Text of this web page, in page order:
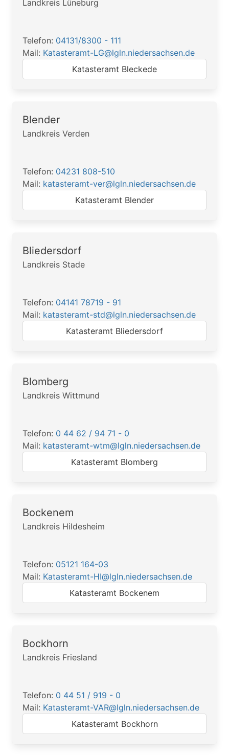
Landkreis Lüneburg
Telefon: 04131/8300 - 111
Mail: Katasteramt-LG@lgln.niedersachsen.de
Katasteramt Bleckede
Blender
Landkreis Verden
Telefon: 04231 808-510
Mail: katasteramt-ver@lgln.niedersachsen.de
Katasteramt Blender
Bliedersdorf
Landkreis Stade
Telefon: 04141 78719 - 91
Mail: katasteramt-std@lgln.niedersachsen.de
Katasteramt Bliedersdorf
Blomberg
Landkreis Wittmund
Telefon: 0 44 62 / 94 71 - 0
Mail: katasteramt-wtm@lgln.niedersachsen.de
Katasteramt Blomberg
Bockenem
Landkreis Hildesheim
Telefon: 05121 164-03
Mail: Katasteramt-HI@lgln.niedersachsen.de
Katasteramt Bockenem
Bockhorn
Landkreis Friesland
Telefon: 0 44 51 / 919 - 0
Mail: Katasteramt-VAR@lgln.niedersachsen.de
Katasteramt Bockhorn